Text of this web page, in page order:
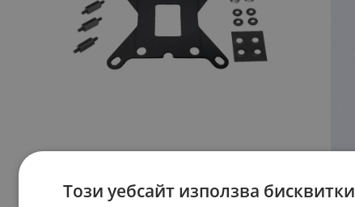
Този уебсайт използва бисквитки